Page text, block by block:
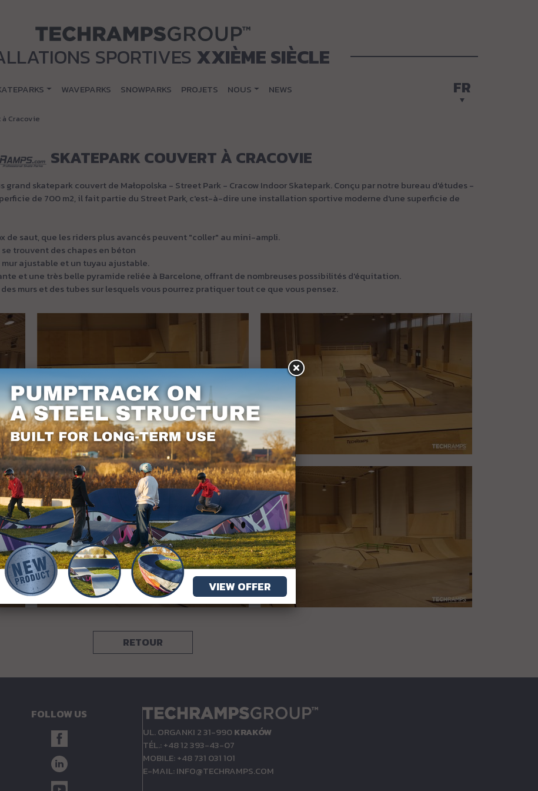
SPORTIVES XXIÈME SIÈCLE
WAVEPARKS SNOWPARKS PROJETS NOUS NEWS FR
Cracovie
SKATEPARK COUVERT À CRACOVIE
skatepark couvert de Małopolska - Street Park - Cracow Indoor Skatepark. Conçu par notre bureau d'études -
de 700 m2, il fait partie du Street Park, c'est-à-dire une installation sportive moderne d'une superficie de
de saut, que les riders plus avancés peuvent "coller" au mini-ampli.
trouvent des chapes en béton
ajustable et un tuyau ajustable.
et une très belle pyramide reliée à Barcelone, offrant de nombreuses possibilités d'équitation.
murs et des tubes sur lesquels vous pourrez pratiquer tout ce que vous pensez.
RETOUR
FOLLOW US
UL. ORGANKI 2 31-990KRAKÓW
TÉL.: +48 12 393-43-07
MOBILE: +48 731 031 101
E-MAIL:INFO@TECHRAMPS.COM
VIEW OFFER